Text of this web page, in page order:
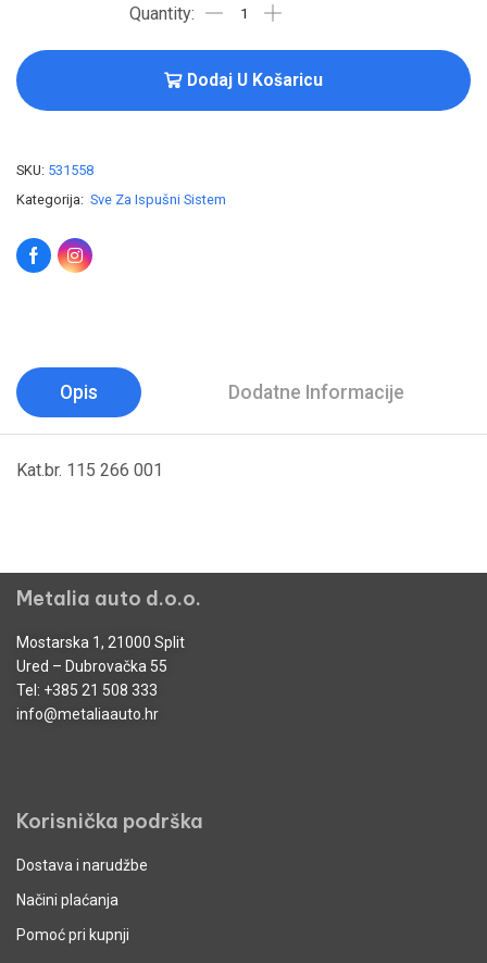
Dodaj U Košaricu
SKU: 531558
Kategorija: Sve Za Ispušni Sistem
Opis Dodatne Informacije
Kat.br. 115 266 001
Metalia auto d.o.o.
Mostarska 1, 21000 Split
Ured – Dubrovačka 55
Tel: +385 21 508 333
info@metaliaauto.hr
Korisnička podrška
Dostava i narudžbe
Načini plaćanja
Pomoć pri kupnji